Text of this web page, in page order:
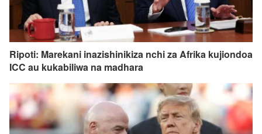
Ripoti: Marekani inazishinikiza nchi za Afrika kujiondoa
ICC au kukabiliwa na madhara